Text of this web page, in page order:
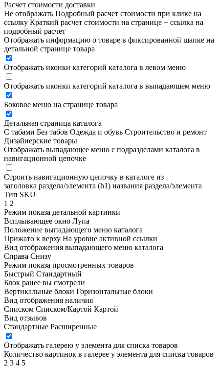
Расчет стоимости доставки
Не отображать Подробный расчет стоимости при клике на
ссылку Краткий расчет стоимости на странице + ссылка на
подробный расчет
Отображать информацию о товаре в фиксированной шапке на
детальной странице товара
Отображать иконки категорий каталога в левом меню
Отображать иконки категорий каталога в выпадающем меню
Боковое меню на странице товара
Детальная страница каталога
С табами Без табов Одежда и обувь Строительство и ремонт
Дизайнерские товары
Отображать выпадающее меню с подразделами каталога в
навигационной цепочке
Строить навигационную цепочку в каталоге из
заголовка раздела/элемента (h1) названия раздела/элемента
Тип SKU
1 2
Режим показа детальной картинки
Всплывающее окно Лупа
Положение выпадающего меню каталога
Прижато к верху На уровне активной ссылки
Вид отображения выпадающего меню каталога
Справа Снизу
Режим показа просмотренных товаров
Быстрый Стандартный
Блок ранее вы смотрели
Вертикальные блоки Горизонтальные блоки
Вид отображения наличия
Списком Списком/Картой Картой
Вид отзывов
Стандартные Расширенные
Отображать галерею у элемента для списка товаров
Количество картинок в галерее у элемента для списка товаров
2 3 4 5